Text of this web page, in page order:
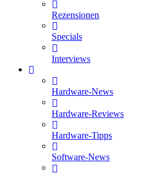
Rezensionen
Specials
Interviews
Hardware-News
Hardware-Reviews
Hardware-Tipps
Software-News